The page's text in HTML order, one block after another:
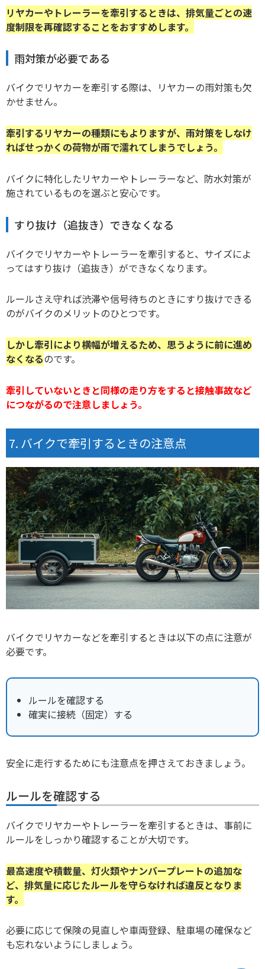
リヤカーやトレーラーを牽引するときは、排気量ごとの速
度制限を再確認することをおすすめします。
雨対策が必要である
バイクでリヤカーを牽引する際は、リヤカーの雨対策も欠
かせません。
牽引するリヤカーの種類にもよりますが、雨対策をしなけ
ればせっかくの荷物が雨で濡れてしまうでしょう。
バイクに特化したリヤカーやトレーラーなど、防水対策が
施されているものを選ぶと安心です。
すり抜け（追抜き）できなくなる
バイクでリヤカーやトレーラーを牽引すると、サイズによ
ってはすり抜け（追抜き）ができなくなります。
ルールさえ守れば渋滞や信号待ちのときにすり抜けできる
のがバイクのメリットのひとつです。
しかし牽引により横幅が増えるため、思うように前に進め
なくなるのです。
牽引していないときと同様の走り方をすると接触事故など
につながるので注意しましょう。
バイクで牽引するときの注意点
バイクでリヤカーなどを牽引するときは以下の点に注意が
必要です。
ルールを確認する
確実に接続（固定）する
安全に走行するためにも注意点を押さえておきましょう。
ルールを確認する
バイクでリヤカーやトレーラーを牽引するときは、事前に
ルールをしっかり確認することが大切です。
最高速度や積載量、灯火類やナンバープレートの追加な
ど、排気量に応じたルールを守らなければ違反となりま
す。
必要に応じて保険の見直しや車両登録、駐車場の確保など
も忘れないようにしましょう。